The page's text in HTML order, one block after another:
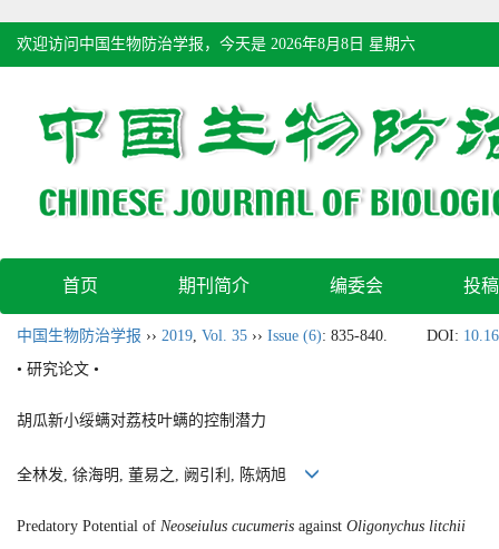
欢迎访问中国生物防治学报，今天是 2026年8月8日 星期六
首页 期刊简介 编委会 投
中国生物防治学报 ›› 2019, Vol. 35 ›› Issue (6): 835-840. DOI:
• 研究论文 •
胡瓜新小绥螨对荔枝叶螨的控制潜力
全林发, 徐海明, 董易之, 阙引利, 陈炳旭
Predatory Potential of Neoseiulus cucumeris against Oligonychus litchii